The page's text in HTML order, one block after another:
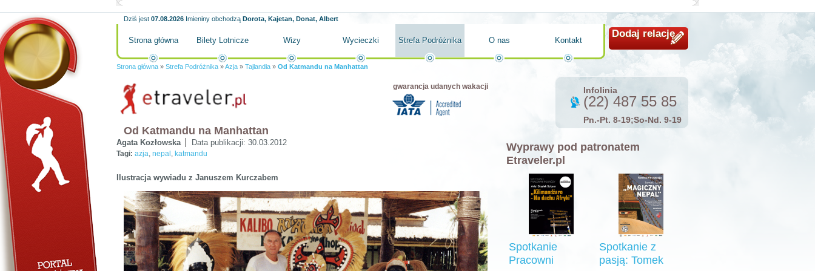
Dziś jest 07.08.2026 Imieniny obchodzą Dorota, Kajetan, Donat, Albert
Dodaj relację
Strona główna Bilety Lotnicze Wizy Wycieczki Strefa Podróżnika O nas Kontakt
Strona główna » Strefa Podróżnika »Azja » Tajlandia » Od Katmandu na Manhattan
gwarancja udanych wakacji
Od Katmandu na Manhattan
Agata Kozłowska Data publikacji: 30.03.2012
Tagi: azja, nepal , katmandu
Ilustracja wywiadu z Januszem Kurczabem
Infolinia
(22) 487 55 85
Pn.-Pt. 8-19;So-Nd. 9-19
Wyprawy pod patronatem
Etraveler.pl
Spotkanie
Pracowni
Spotkanie z
pasją: Tomek